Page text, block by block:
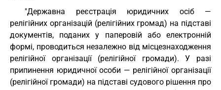
"Державна реєстрація юридичних осіб —
релігійних організацій (релігійних громад) на підставі
документів, поданих у паперовій або електронній
формі, проводиться незалежно від місцезнаходження
релігійної організації (релігійної громади). У разі
припинення юридичної особи — релігійної організації
(релігійної громади) на підставі судового рішення про